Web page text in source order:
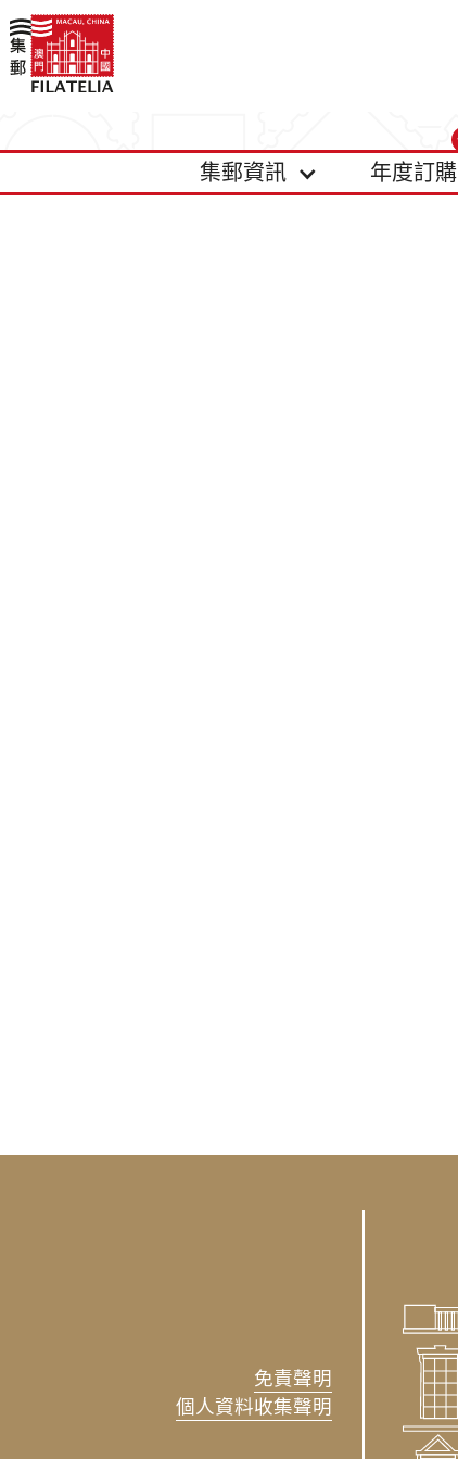
集郵資訊 年度訂購
免責聲明
個人資料收集聲明